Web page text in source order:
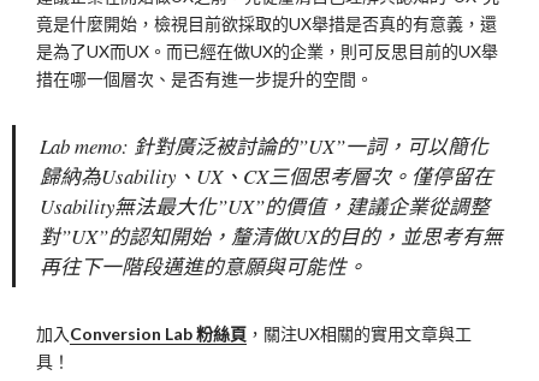
竟是什麼開始，檢視目前欲採取的UX舉措是否真的有意義，還
是為了UX而UX。而已經在做UX的企業，則可反思目前的UX舉
措在哪一個層次、是否有進一步提升的空間。
Lab memo: 針對廣泛被討論的”UX”一詞，可以簡化
歸納為Usability、UX、CX三個思考層次。僅停留在
Usability無法最大化”UX”的價值，建議企業從調整
對”UX”的認知開始，釐清做UX的目的，並思考有無
再往下一階段邁進的意願與可能性。
加入Conversion Lab 粉絲頁 ，關注UX相關的實用文章與工
具！